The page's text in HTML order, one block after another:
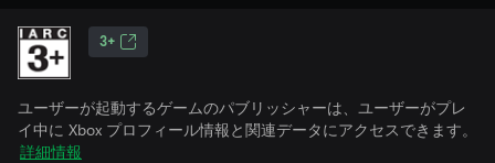
3+
ユーザーが起動するゲームのパブリッシャーは、ユーザーがプレ
イ中に Xbox プロフィール情報と関連データにアクセスできます。
詳細情報